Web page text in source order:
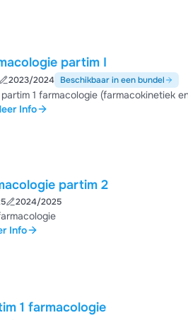
partim I
2023/2024 Beschikbaar in een bundel
1 farmacologie (farmacokinetiek
Info
partim 2
2024/2025
Info
1 farmacologie